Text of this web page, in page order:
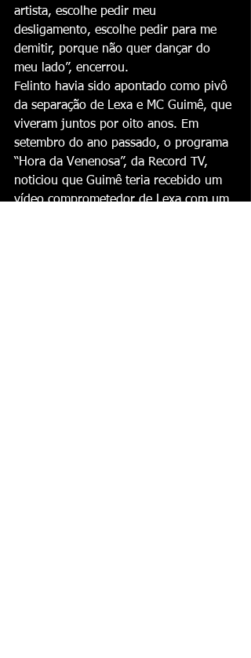
artista, escolhe pedir meu
desligamento, escolhe pedir para me
demitir, porque não quer dançar do
meu lado”, encerrou.
Felinto havia sido apontado como pivô
da separação de Lexa e MC Guimê, que
viveram juntos por oito anos. Em
setembro do ano passado, o programa
“Hora da Venenosa”, da Record TV,
noticiou que Guimê teria recebido um
vídeo comprometedor de Lexa com um